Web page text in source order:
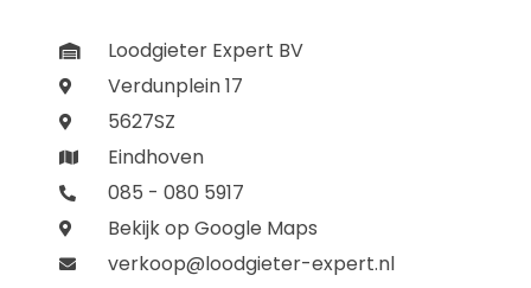
Loodgieter Expert BV
Verdunplein 17
5627SZ
Eindhoven
085 - 080 5917
Bekijk op Google Maps
verkoop@loodgieter-expert.nl